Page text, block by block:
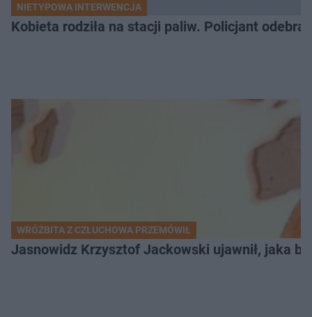
NIETYPOWA INTERWENCJA
Kobieta rodziła na stacji paliw. Policjant
WRÓŻBITA Z CZŁUCHOWA PRZEMÓWIŁ
Jasnowidz Krzysztof Jackowski ujawnił, jaka